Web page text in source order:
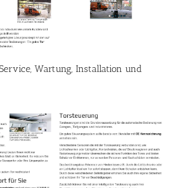
Wartung, Installation und